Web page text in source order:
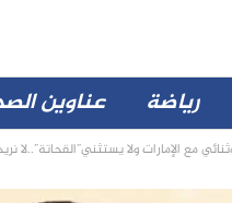
رياضة عناوين
مع الإمارات ولا يستثني”القحاتة”..لا